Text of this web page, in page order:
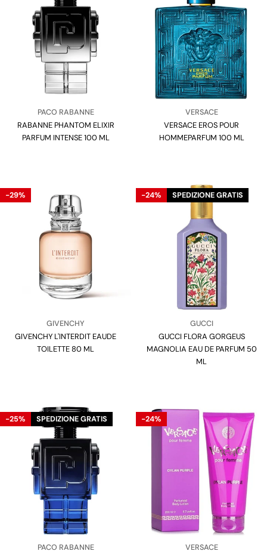
Venditore:
PACO RABANNE
Tipo:
RABANNE PHANTOM ELIXIR
PARFUM INTENSE 100 ML
Venditore:
VERSACE
Tipo:
VERSACE EROS POUR
HOMMEPARFUM 100 ML
-29%
Venditore:
GIVENCHY
Tipo:
GIVENCHY L'INTERDIT EAUDE
TOILETTE 80 ML
-24% SPEDIZIONE GRATIS
Venditore:
GUCCI
Tipo:
GUCCI FLORA GORGEUS
MAGNOLIA EAU DE PARFUM 50
ML
-25% SPEDIZIONE GRATIS
Venditore:
PACO RABANNE
-24%
Venditore:
VERSACE